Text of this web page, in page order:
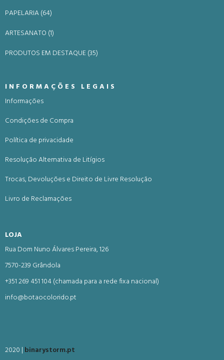
PAPELARIA (64)
ARTESANATO (1)
PRODUTOS EM DESTAQUE (35)
INFORMAÇÕES LEGAIS
Informações
Condições de Compra
Política de privacidade
Resolução Alternativa de Litígios
Trocas, Devoluções e Direito de Livre Resolução
Livro de Reclamações
LOJA
Rua Dom Nuno Álvares Pereira, 126
7570-239 Grândola
+351 269 451 104 (chamada para a rede fixa nacional)
info@botaocolorido.pt
2020 | binarystorm.pt